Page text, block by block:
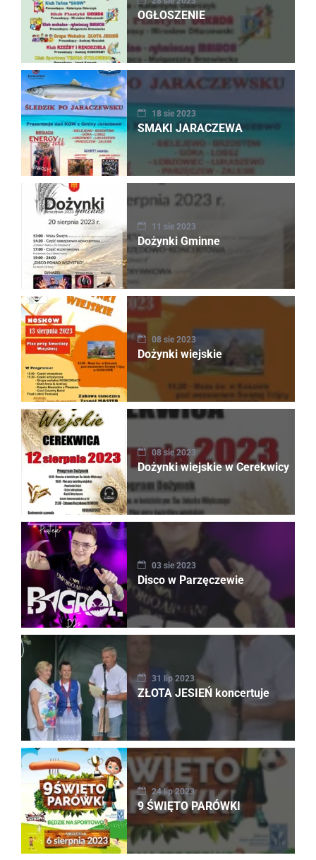
OGŁOSZENIE
18 sie 2023
SMAKI JARACZEWA
11 sie 2023
Dożynki Gminne
08 sie 2023
Dożynki wiejskie
08 sie 2023
Dożynki wiejskie w Cerekwicy
03 sie 2023
Disco w Parzęczewie
31 lip 2023
ZŁOTA JESIEŃ koncertuje
24 lip 2023
9 ŚWIĘTO PARÓWKI